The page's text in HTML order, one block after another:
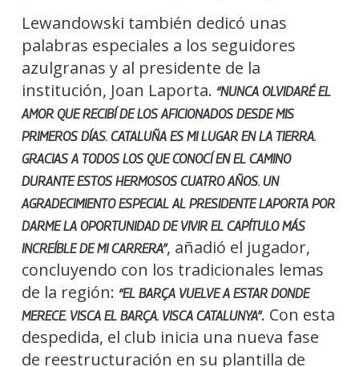
Lewandowski también dedicó unas
palabras especiales a los seguidores
azulgranas y al presidente de la
institución, Joan Laporta. “NUNCA OLVIDARÉ EL
AMOR QUE RECIBÍ DE LOS AFICIONADOS DESDE MIS
PRIMEROS DÍAS. CATALUÑA ES MI LUGAR EN LA TIERRA.
GRACIAS A TODOS LOS QUE CONOCÍ EN EL CAMINO
DURANTE ESTOS HERMOSOS CUATRO AÑOS. UN
AGRADECIMIENTO ESPECIAL AL PRESIDENTE LAPORTA POR
DARME LA OPORTUNIDAD DE VIVIR EL CAPÍTULO MÁS
INCREÍBLE DE MI CARRERA”, añadió el jugador,
concluyendo con los tradicionales lemas
de la región: “EL BARÇA VUELVE A ESTAR DONDE
MERECE. VISCA EL BARÇA. VISCA CATALUNYA”. Con esta
despedida, el club inicia una nueva fase
de reestructuración en su plantilla de